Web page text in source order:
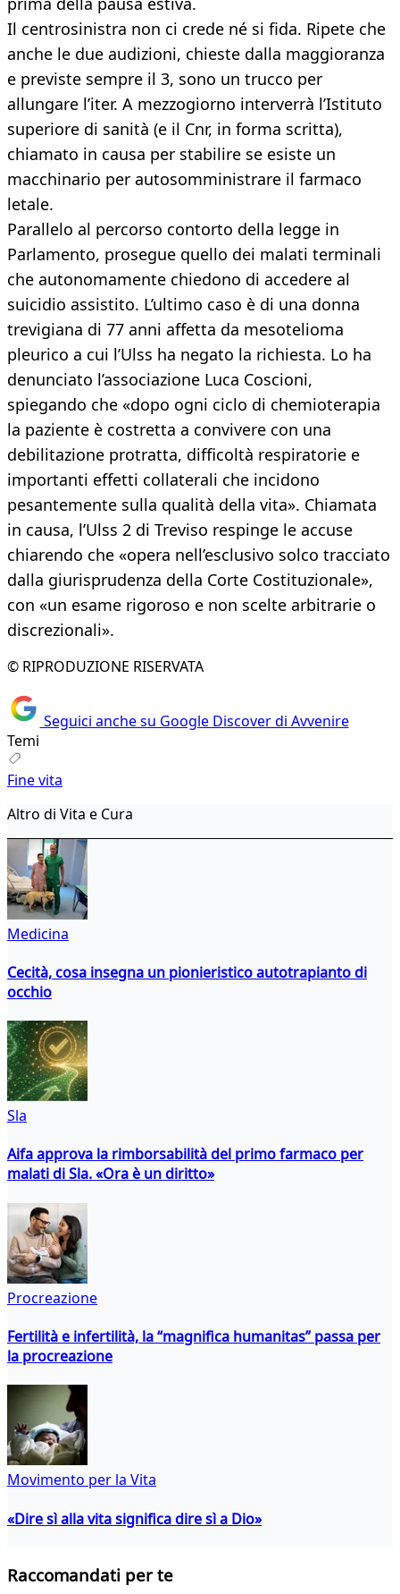
Il centrosinistra non ci crede né si fida. Ripete che
anche le due audizioni, chieste dalla maggioranza
e previste sempre il 3, sono un trucco per
allungare l’iter. A mezzogiorno interverrà l’Istituto
superiore di sanità (e il Cnr, in forma scritta),
chiamato in causa per stabilire se esiste un
macchinario per autosomministrare il farmaco
letale.
Parallelo al percorso contorto della legge in
Parlamento, prosegue quello dei malati terminali
che autonomamente chiedono di accedere al
suicidio assistito. L’ultimo caso è di una donna
trevigiana di 77 anni affetta da mesotelioma
pleurico a cui l’Ulss ha negato la richiesta. Lo ha
denunciato l’associazione Luca Coscioni,
spiegando che «dopo ogni ciclo di chemioterapia
la paziente è costretta a convivere con una
debilitazione protratta, difficoltà respiratorie e
importanti effetti collaterali che incidono
pesantemente sulla qualità della vita». Chiamata
in causa, l’Ulss 2 di Treviso respinge le accuse
chiarendo che «opera nell’esclusivo solco tracciato
dalla giurisprudenza della Corte Costituzionale»,
con «un esame rigoroso e non scelte arbitrarie o
discrezionali».
© RIPRODUZIONE RISERVATA
Seguici anche su Google Discover di Avvenire
Temi
Fine vita
Altro di Vita e Cura
Medicina
Cecità, cosa insegna un pionieristico autotrapianto di
occhio
Sla
Aifa approva la rimborsabilità del primo farmaco per
malati di Sla. «Ora è un diritto»
Procreazione
Fertilità e infertilità, la “magnifica humanitas” passa per
la procreazione
Movimento per la Vita
«Dire sì alla vita significa dire sì a Dio»
Raccomandati per te